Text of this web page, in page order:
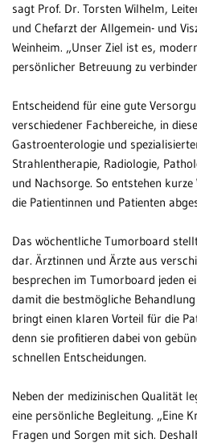
STANDORTE
Eberbach
Schwetzingen
Sinsheim
Weinheim
sagt Prof. Dr. Torsten Wilhelm,
und Chefarzt der Allgemein- und
Weinheim. „Unser Ziel ist es,
persönlicher Betreuung zu
Entscheidend für eine gute
verschiedener Fachbereiche, in
Gastroenterologie und
Strahlentherapie, Radiologie,
und Nachsorge. So entstehen
die Patientinnen und Patienten
Das wöchentliche Tumorboard
dar. Ärztinnen und Ärzte aus
besprechen im Tumorboard jeden
damit die bestmögliche
bringt einen klaren Vorteil für die
denn sie profitieren dabei von
schnellen Entscheidungen.
Neben der medizinischen Qualität
eine persönliche Begleitung. „Eine
Fragen und Sorgen mit sich.